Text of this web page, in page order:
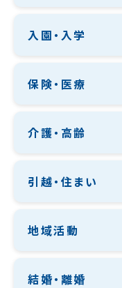
入園・入学
保険・医療
介護・高齢
引越・住まい
地域活動
結婚・離婚